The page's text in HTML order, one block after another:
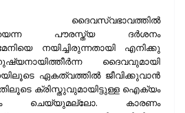
ദൈവസ്വഭാവത്തില്‍
പൗരസ്ത്യ ദര്‍ശനം
നയിച്ചിരുന്നതായി എനിക്കു
ദൈവവുമായി
ഏകത്വത്തില്‍ ജീവിക്കുവാന്‍
ക്രിസ്തുവുമായിട്ടുള്ള ഐക്യം
ചെയ്യുമല്ലോ. കാരണം